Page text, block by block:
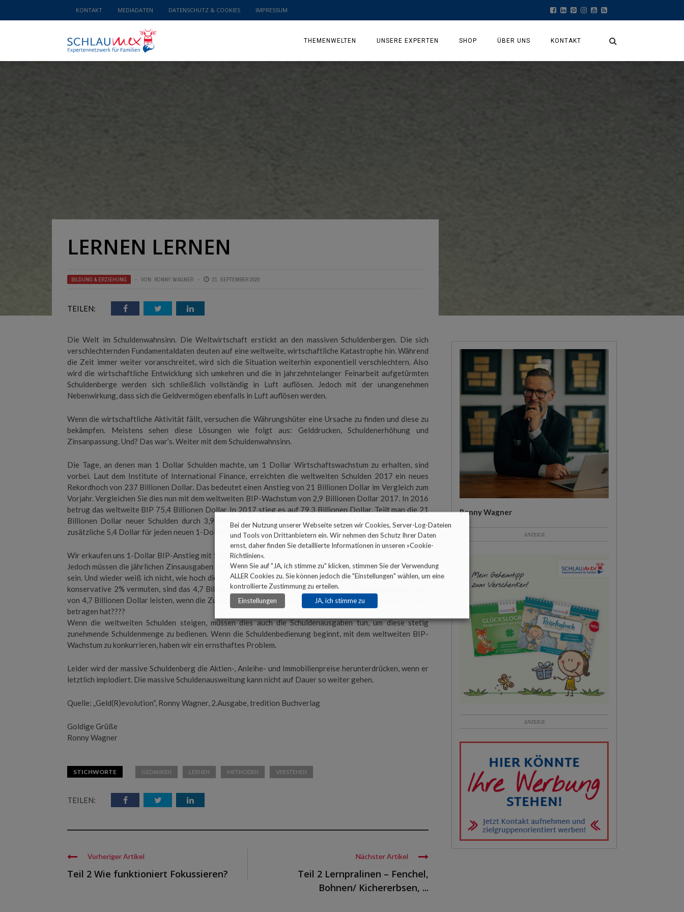
KONTAKT MEDIADATEN DATENSCHUTZ & COOKIES IMPRESSUM
THEMENWELTEN
SCHLAUMEX GLÜCKSTRICK
UNSERE EXPERTEN SHOP ÜBER UNS KONTAKT
LERNEN LERNEN
BILDUNG & ERZIEHUNG VON: RONNY WAGNER 21. SEPTEMBER 2020
TEILEN:
Die Welt im Schuldenwahnsinn. Die Weltwirtschaft erstickt an den massiven Schuldenbergen. Die sich
verschlechternden Fundamentaldaten deuten auf eine weltweite, wirtschaftliche Katastrophe hin. Während
die Zeit immer weiter voranschreitet, wird sich die Situation weiterhin exponentiell verschlechtern. Also
wird die wirtschaftliche Entwicklung sich umkehren und die in jahrzehntelanger Feinarbeit aufgetürmten
Schuldenberge werden sich schließlich vollständig in Luft auflösen. Jedoch mit der unangenehmen
Nebenwirkung, dass sich die Geldvermögen ebenfalls in Luft auflösen werden.
Wenn die wirtschaftliche Aktivität fällt, versuchen die Währungshüter eine Ursache zu finden und diese zu
bekämpfen. Meistens sehen diese Lösungen wie folgt aus: Gelddrucken, Schuldenerhöhung und
Zinsanpassung. Und? Das war’s. Weiter mit dem Schuldenwahnsinn.
Die Tage, an denen man 1 Dollar Schulden machte, um 1 Dollar Wirtschaftswachstum zu erhalten, sind
vorbei. Laut dem Institute of International Finance, erreichten die weltweiten Schulden 2017 ein neues
Rekordhoch von 237 Billionen Dollar. Das bedeutet einen Anstieg von 21 Billionen Dollar im Vergleich zum
Vorjahr. Vergleichen Sie dies nun mit dem weltweiten BIP-Wachstum von 2,9 Billionen Dollar 2017. In 2016
betrug das weltweite BIP 75,4 Billionen Dollar. In 2017 stieg es auf 79,3 Billionen Dollar. Teilt man die 21
Billionen Dollar neuer Schulden durch 3,9 Billionen Dollar des weltweiten BIP-Wachstums, erhält man
zusätzliche 5,4 Dollar für jeden neuen 1-Dollaranstieg des weltweiten BIPs.
Wir erkaufen uns 1-Dollar BIP-Anstieg mit 5,4 Dollar Schulden.
Jedoch müssen die jährlichen Zinsausgaben für weltweite Schulden in Höhe von 237 Billionen Dollar enorm
sein. Und wieder weiß ich nicht, wie hoch die durchschnittlichen Zinsen dieser Schulden sind, aber wenn wir
konservative 2% vermuten, sind das 4,7 Billionen Dollar. Wie könnte sich die Welt Zinsausgaben in Höhe
von 4,7 Billionen Dollar leisten, wenn die Zunahme des weltweiten BIP letztes Jahr nur 2,9 Billionen Dollar
betragen hat????
Wenn die weltweiten Schulden steigen, müssen dies auch die Schuldenausgaben tun, um diese stetig
zunehmende Schuldenmenge zu bedienen. Wenn die Schuldenbedienung beginnt, mit dem weltweiten BIP-
Wachstum zu konkurrieren, haben wir ein ernsthaftes Problem.
Leider wird der massive Schuldenberg die Aktien-, Anleihe- und Immobilienpreise herunterdrücken, wenn er
letztlich implodiert. Die massive Schuldenausweitung kann nicht auf Dauer so weiter gehen.
Quelle: „Geld(R)evolution“, Ronny Wagner, 2.Ausgabe, tredition Buchverlag
Goldige Grüße
Ronny Wagner
STICHWORTE GEDANKEN LERNEN METHODEN VERSTEHEN
TEILEN:
Vorheriger Artikel
Teil 2 Wie funktioniert Fokussieren?
Nächster Artikel
Teil 2 Lernpralinen – Fenchel,
Bohnen/ Kichererbsen, ...
Ronny Wagner
ANZEIGE
ANZEIGE
Bei der Nutzung unserer Webseite setzen wir Cookies, Server-Log-Dateien
und Tools von Drittanbietern ein. Wir nehmen den Schutz Ihrer Daten
ernst, daher finden Sie detaillierte Informationen in unseren »Cookie-
Richtlinien«.
Wenn Sie auf "JA, ich stimme zu" klicken, stimmen Sie der Verwendung
ALLER Cookies zu. Sie können jedoch die "Einstellungen" wählen, um eine
kontrollierte Zustimmung zu erteilen.
Einstellungen
JA, ich stimme zu